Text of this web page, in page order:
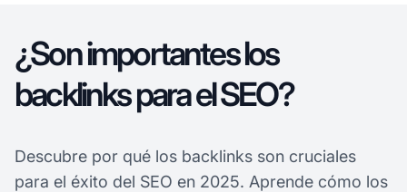
¿Son importantes los
backlinks para el SEO?
Descubre por qué los backlinks son cruciales
para el éxito del SEO en 2025. Aprende cómo los